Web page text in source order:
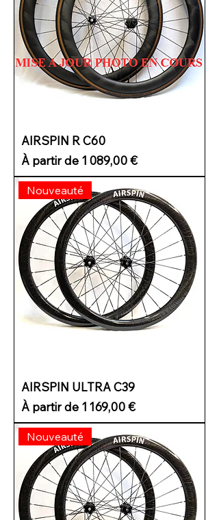
AIRSPIN R C60
À partir de 1 089,00 €
Prix promotionnel
Nouveauté
AIRSPIN ULTRA C39
À partir de 1 169,00 €
Prix promotionnel
Nouveauté